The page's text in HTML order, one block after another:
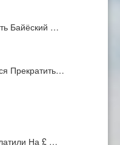
Байёский …
Прекратить…
На £ …